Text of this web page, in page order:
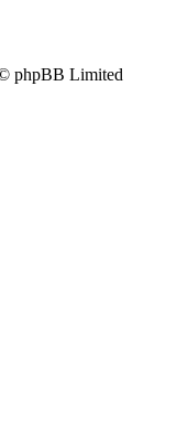
phpBB Limited